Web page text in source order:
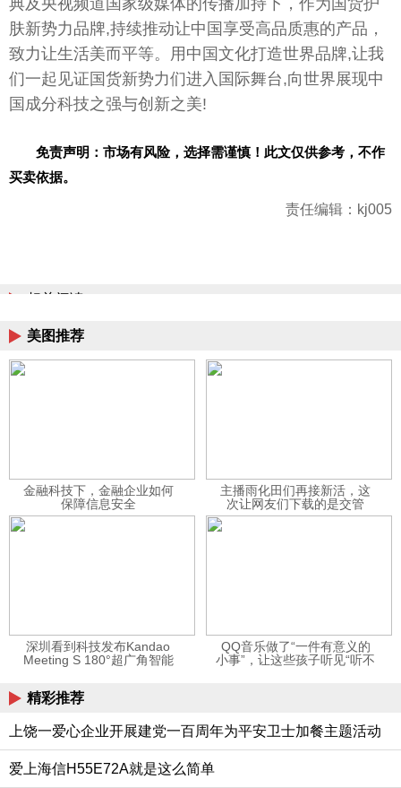
肤新势力品牌,持续推动让中国享受高品质惠的产品，
致力让生活美而平等。用 中国文化打造世界品牌,让我
们一起见证国货新势力们进入国际舞台,向世界展现中
国 成分科技之强与创新之美!
免责声明：市场有风险，选择需谨慎！此文仅供参考，不作
买卖依据。
责任编辑：kj005
相关阅读
美图推荐
金融科技下，金融企业如何
保障信息安全
主播雨化田们再接新活，这
次让网友们下载的是交管
12123APP
深圳看到科技发布Kandao
Meeting S 180°超广角智能
QQ音乐做了“一件有意义的
小事”，让这些孩子听见“听不
精彩推荐
上饶一爱心企业开展建党一百周年为平安卫士加餐主题活动
爱上海信H55E72A就是这么简单